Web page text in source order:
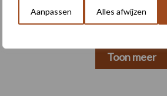
Aanpassen Alles afwijzen
Toon meer